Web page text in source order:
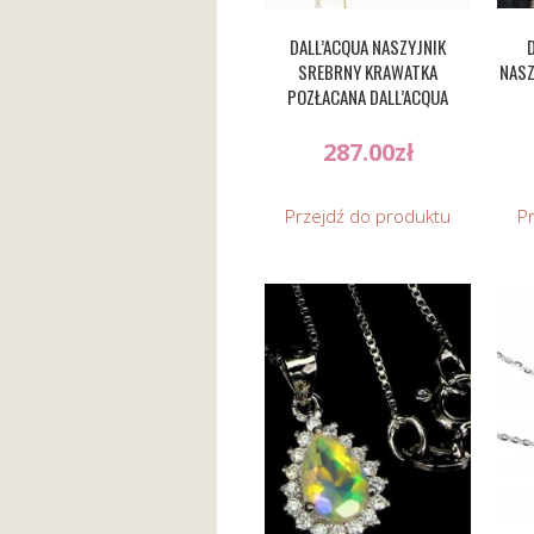
DALL’ACQUA NASZYJNIK
SREBRNY KRAWATKA
POZŁACANA DALL’ACQUA
287.00zł
Przejdź do produktu